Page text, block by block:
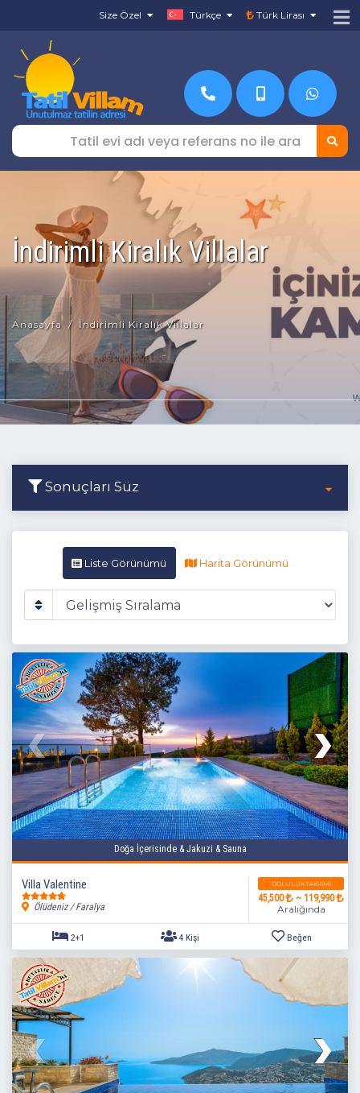
Size Özel Türkçe Türk Lirası
İndirimli Kiralık Villalar
Anasayfa İndirimli Kiralık Villalar
Sonuçları Süz
Liste Görünümü Harita Görünümü
Doğa İçerisinde & Jakuzi & Sauna
Villa Valentine
Ölüdeniz / Faralya
DOLULUK TAKVIMI
45,500 ~ 119,990
Aralığında
Beğen